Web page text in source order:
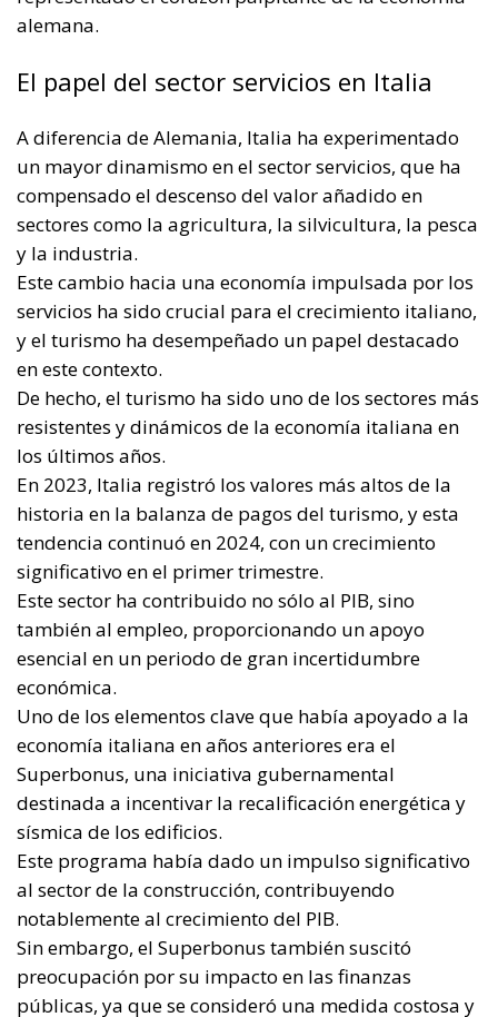
Este cambio hacia una economía impulsada por los
y el turismo ha desempeñado un papel destacado
en este contexto.
De hecho, el turismo ha sido uno de los sectores más
resistentes y dinámicos de la economía italiana en
los últimos años.
En 2023, Italia registró los valores más altos de la
historia en la balanza de pagos del turismo, y esta
tendencia continuó en 2024, con un crecimiento
significativo en el primer trimestre.
Este sector ha contribuido no sólo al PIB, sino
también al empleo, proporcionando un apoyo
esencial en un periodo de gran incertidumbre
económica.
Uno de los elementos clave que había apoyado a la
economía italiana en años anteriores era el
Superbonus, una iniciativa gubernamental
destinada a incentivar la recalificación energética y
sísmica de los edificios.
Este programa había dado un impulso significativo
al sector de la construcción, contribuyendo
notablemente al crecimiento del PIB.
Sin embargo, el Superbonus también suscitó
preocupación por su impacto en las finanzas
públicas, ya que se consideró una medida costosa y
difícil de mantener a largo plazo.
Con el fin del Superbonus, se observó una
ralentización del sector de la construcción, que sin
embargo siguió beneficiándose de los efectos
residuales de las medidas anteriores.
Según la Oficina Presupuestaria Parlamentaria
(UPB), la producción industrial en Italia ha venido
disminuyendo desde finales de 2022, y no se espera
una inversión de la tendencia a corto plazo, tanto en